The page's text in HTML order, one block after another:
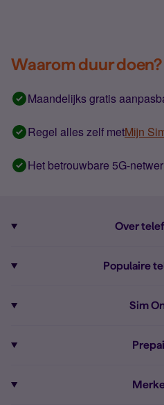
Waarom duur doen?
Maandelijks gratis
Regel alles zelf metMijn
Het betrouwbare 5G-
Over
Alle telefoons
Populaire
iPhone 16
Sim
Onbeperkt bellen